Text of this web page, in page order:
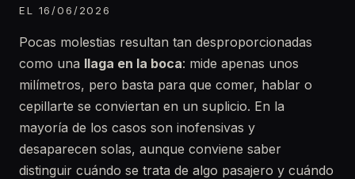
EL 16/06/2026
Pocas molestias resultan tan desproporcionadas
como una llaga en la boca: mide apenas unos
milímetros, pero basta para que comer, hablar o
cepillarte se conviertan en un suplicio. En la
mayoría de los casos son inofensivas y
desaparecen solas, aunque conviene saber
distinguir cuándo se trata de algo pasajero y cuándo